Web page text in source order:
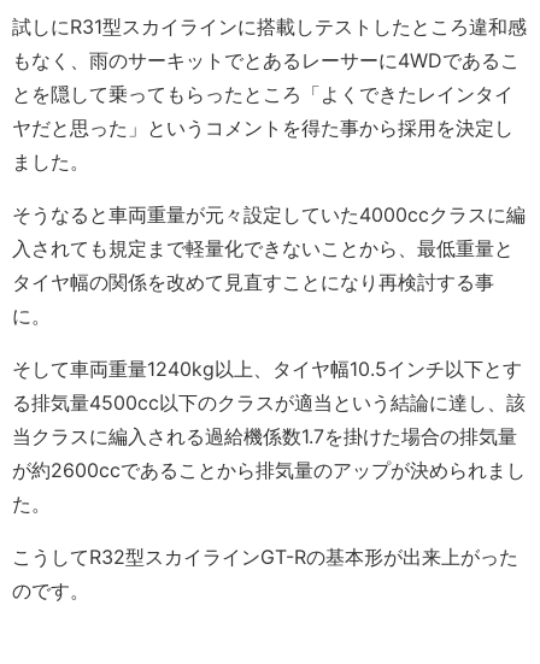
試しにR31型スカイラインに搭載しテストしたところ違和感
もなく、雨のサーキットでとあるレーサーに4WDであるこ
とを隠して乗ってもらったところ「よくできたレインタイ
ヤだと思った」というコメントを得た事から採用を決定し
ました。
そうなると車両重量が元々設定していた4000ccクラスに編
入されても規定まで軽量化できないことから、最低重量と
タイヤ幅の関係を改めて見直すことになり再検討する事
に。
そして車両重量1240kg以上、タイヤ幅10.5インチ以下とす
る排気量4500cc以下のクラスが適当という結論に達し、該
当クラスに編入される過給機係数1.7を掛けた場合の排気量
が約2600ccであることから排気量のアップが決められまし
た。
こうしてR32型スカイラインGT-Rの基本形が出来上がった
のです。